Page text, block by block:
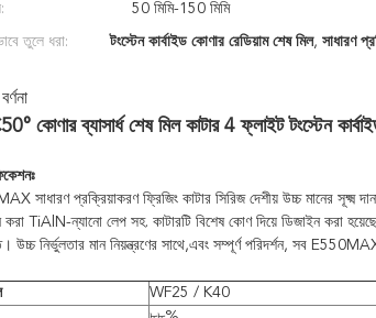
50 মিমি-150 মিমি
তুলে ধরা: টংস্টেন কার্বাইড কোণার রেডিয়াম শেষ মিল, সাধারণ
কোণার ব্যাসার্ধ শেষ মিল কাটার 4 ফ্লাইট টংস্টেন
সাধারণ প্রক্রিয়াকরণ ফ্রিজিং কাটার সিরিজ দেশীয় উচ্চ মানের
করা TiAlN-ন্যানো লেপ সহ. কাটারটি বিশেষ কোণ দিয়ে ডিজাইন করা
উচ্চ নির্ভুলতার মান নিয়ন্ত্রণের সাথে,এবং সম্পূর্ণ পরিদর্শন, সব
WF25 / K40